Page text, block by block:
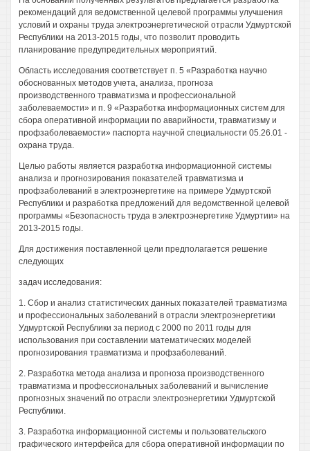
рекомендаций для ведомственной целевой программы улучшения
условий и охраны труда электроэнергетической отрасли Удмуртской
Республики на 2013-2015 годы, что позволит проводить
планирование предупредительных мероприятий.
Область исследования соответствует п. 5 «Разработка научно
обоснованных методов учета, анализа, прогноза
производственного травматизма и профессиональной
заболеваемости» и п. 9 «Разработка информационных систем для
сбора оперативной информации по аварийности, травматизму и
профзаболеваемости» паспорта научной специальности 05.26.01 -
охрана труда.
Целью работы является разработка информационной системы
анализа и прогнозирования показателей травматизма и
профзаболеваний в электроэнергетике на примере Удмуртской
Республики и разработка предложений для ведомственной целевой
программы «Безопасность труда в электроэнергетике Удмуртии» на
2013-2015 годы.
Для достижения поставленной цели предполагается решение
следующих
задач исследования:
1. Сбор и анализ статистических данных показателей травматизма
и профессиональных заболеваний в отрасли электроэнергетики
Удмуртской Республики за период с 2000 по 2011 годы для
использования при составлении математических моделей
прогнозирования травматизма и профзаболеваний.
2. Разработка метода анализа и прогноза производственного
травматизма и профессиональных заболеваний и вычисление
прогнозных значений по отрасли электроэнергетики Удмуртской
Республики.
3. Разработка информационной системы и пользовательского
графического интерфейса для сбора оперативной информации по